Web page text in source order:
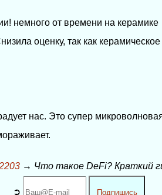
немного от времени на керамике
оценку, так как керамическое
нас. Это супер
→ Что такое DeFi? Краткий
➲ Подпишись